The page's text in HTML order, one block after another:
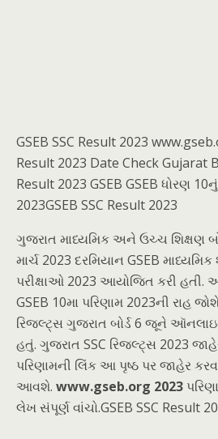
GSEB SSC Result 2023
Result 2023 Date Check Gujarat
Result 2023 GSEB GSEB ધોરણ
2023GSEB SSC Result 2023
ગુજરાત માધ્યમિક અને ઉચ્ચ શિક્ષણ
માર્ચ 2023 દરમિયાન GSEB
પરીક્ષાઓ 2023 આયોજિત કરી હતી.
GSEB 10મા પરિણામ 2023ની રાહ
રિજલ્ટ્સ ગુજરાત બોર્ડ 6 જૂને
હતું. ગુજરાત SSC રિજલ્ટ્સ 2023
પરિણામની લિંક આ પૃષ્ઠ પર જાહેર
આવશે. www.gseb.org 2023
લેખ સંપૂર્ણ વાંચો.GSEB SSC Result